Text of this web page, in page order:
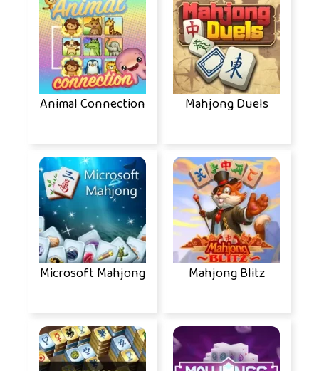
Animal Connection Mahjong Duels
Microsoft Mahjong Mahjong Blitz